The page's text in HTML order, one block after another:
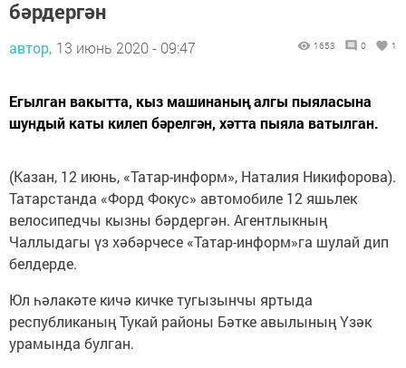
бәрдергән
автор, 13 июнь 2020 - 09:47 1653 0 1
Егылган вакытта, кыз машинаның алгы пыяласына
шундый каты килеп бәрелгән, хәтта пыяла ватылган.
(Казан, 12 июнь, «Татар-информ», Наталия Никифорова).
Татарстанда «Форд Фокус» автомобиле 12 яшьлек
велосипедчы кызны бәрдергән. Агентлыкның
Чаллыдагы үз хәбәрчесе «Татар-информ»га шулай дип
белдерде.
Юл һәлакәте кичә кичке тугызынчы яртыда
республиканың Тукай районы Бәтке авылының Үзәк
урамында булган.